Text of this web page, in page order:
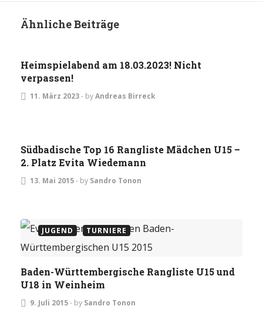
Ähnliche Beiträge
ALLGEMEIN EVENTS
Heimspielabend am 18.03.2023! Nicht
verpassen!
11. März 2023- byAndreas Birreck
Südbadische Top 16 Rangliste Mädchen U15 –
2. Platz Evita Wiedemann
13. Mai 2015- by Sandro Tonon
JUGEND TURNIERE
Baden-Württembergische Rangliste U15 und
U18 in Weinheim
9. Juli 2015- by Sandro Tonon